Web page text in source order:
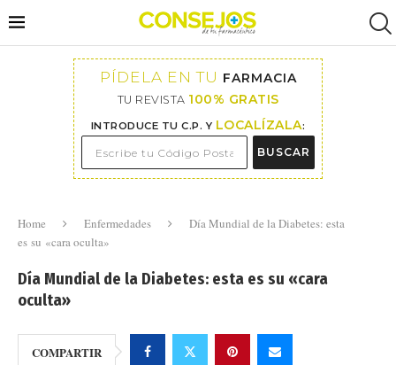
PÍDELA EN TU FARMACIA
TU REVISTA 100% GRATIS
INTRODUCE TU C.P. Y LOCALÍZALA:
BUSCAR
Home Enfermedades
Día Mundial de la Diabetes: esta
es su «cara oculta»
Día Mundial de la Diabetes: esta es su «cara
oculta»
COMPARTIR